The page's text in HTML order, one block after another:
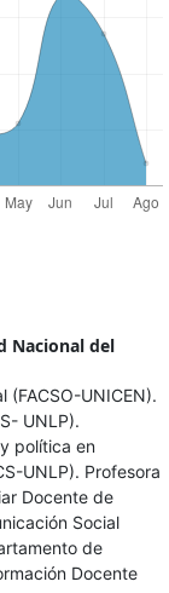
Nacional del
(FACSO-UNICEN).
UNLP).
política en
UNLP). Profesora
Docente de
Social
de
Docente